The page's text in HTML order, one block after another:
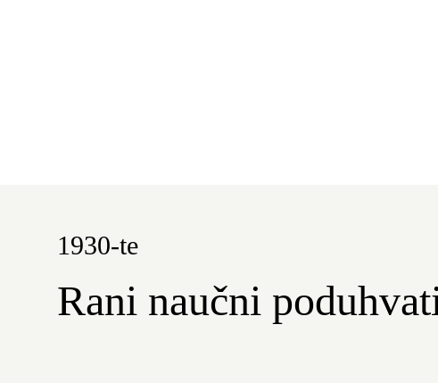
1930-te
Rani naučni